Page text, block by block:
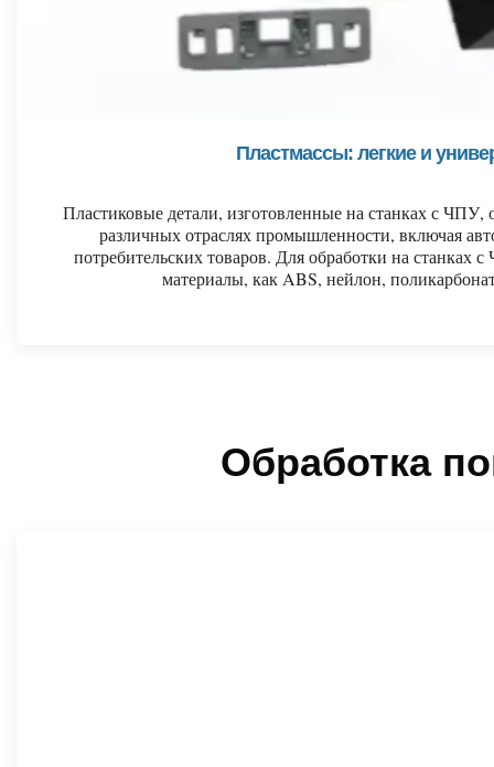
Пластмассы: легкие и
Пластиковые детали, изготовленные на станках с
различных отраслях промышленности, включая
потребительских товаров. Для обработки на станках
материалы, как ABS, нейлон,
Обработка